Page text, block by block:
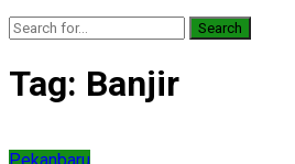
Search
Tag: Banjir